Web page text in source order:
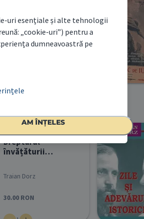
Traian Dorz
Dreptarul
învățăturii
Traian Dorz
30.00 RON
uri esențiale și alte tehnologii
„cookie-uri”) pentru a
dumneavoastră pe
AM ÎNȚELES